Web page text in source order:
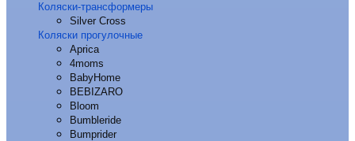
Коляски-трансформеры
Silver Cross
Коляски прогулочные
Aprica
4moms
BabyHome
BEBIZARO
Bloom
Bumbleride
Bumprider